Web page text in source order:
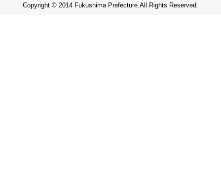
Copyright © 2014 Fukushima Prefecture.All Rights Reserved.